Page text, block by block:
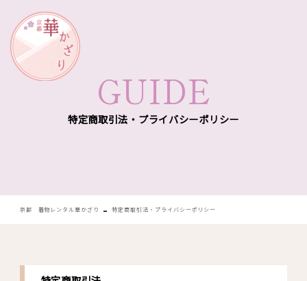
GUIDE
特定商取引法・プライバシーポリシー
京都 着物レンタル華かざり - 特定商取引法・プライバシーポリシー